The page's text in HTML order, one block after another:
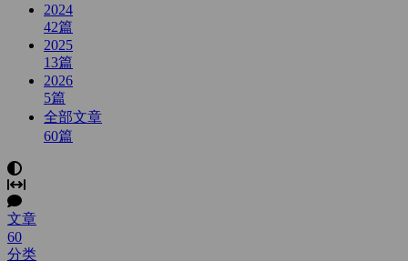
2024
42篇
2025
13篇
2026
5篇
全部文章
60篇
文章
60
分类